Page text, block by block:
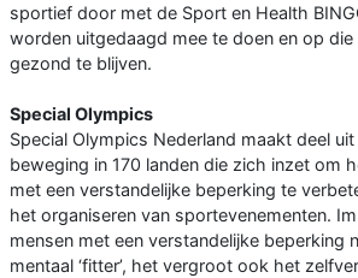
sportief door met de Sport en Health
worden uitgedaagd mee te doen en op
gezond te blijven.
Special Olympics
Special Olympics Nederland maakt deel
beweging in 170 landen die zich inzet om
met een verstandelijke beperking te
het organiseren van sportevenementen.
mensen met een verstandelijke beperking
mentaal ‘fitter’, het vergroot ook het